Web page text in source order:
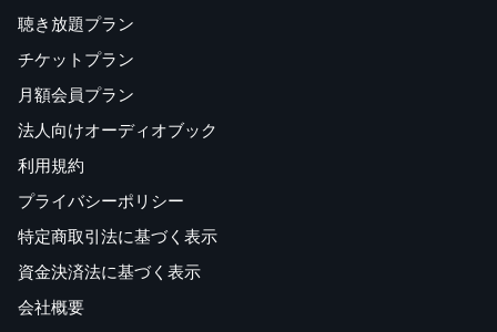
聴き放題プラン
チケットプラン
月額会員プラン
法人向けオーディオブック
利用規約
プライバシーポリシー
特定商取引法に基づく表示
資金決済法に基づく表示
会社概要